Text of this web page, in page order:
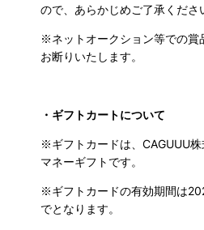
ので、あらかじめご了承くださ
※ネットオークション等での賞
お断りいたします。
・ギフトカートについて
※ギフトカードは、CAGUUU
マネーギフトです。
※ギフトカードの有効期間は
でとなります。